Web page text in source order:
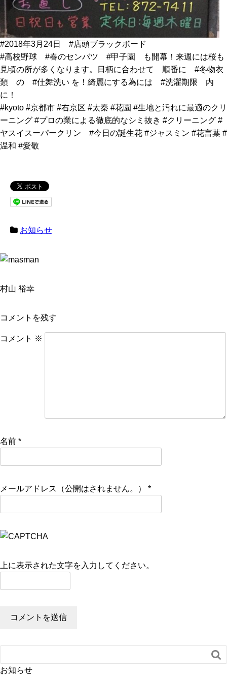
#2018年3月24日 #店頭ブラックボード
#高校野球 #春のセンバツ #甲子園 も開幕！来週には桜も
見頃の所が多くなります。日柄に合わせて 順番に #冬物衣
類 の #仕舞洗い を！綺麗にする為には #洗濯期限 内
に！
#kyoto #京都市 #右京区 #太秦 #花園 #生地と汚れに最適のクリ
ーニング #プロの業による徹底的なシミ抜き #クリーニング #
ヤスイスーパークリン #今日の誕生花 #ジャスミン #花言葉 #
温和 #愛敬
お知らせ
村山 裕幸
コメントを残す
コメント ※
名前 *
メールアドレス（公開はされません。） *
上に表示された文字を入力してください。

お知らせ